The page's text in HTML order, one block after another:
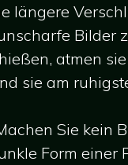
längere
Bilder
atmen
sie am
Sie kein
Form einer